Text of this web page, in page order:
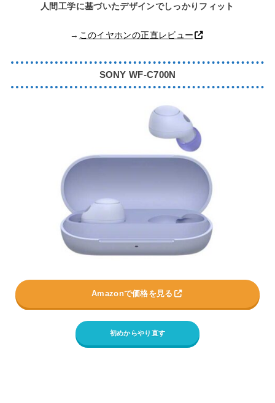
人間工学に基づいたデザインでしっかりフィット
→ このイヤホンの正直レビュー
SONYWF-C700N
Amazonで価格を見る
初めからやり直す